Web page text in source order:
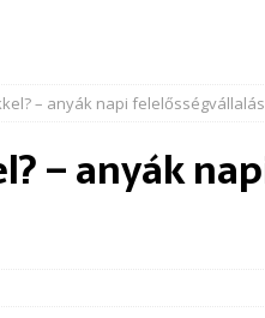
– anyák napi
– anyák